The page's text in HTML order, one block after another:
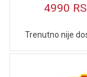
4990
Trenutno nije